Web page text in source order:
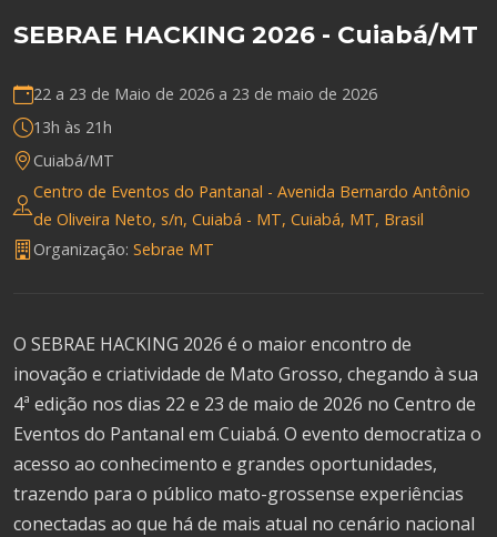
SEBRAE HACKING 2026 - Cuiabá/MT
22 a 23 de Maio de 2026 a 23 de maio de 2026
13h às 21h
Cuiabá/MT
Centro de Eventos do Pantanal - Avenida Bernardo Antônio
de Oliveira Neto, s/n, Cuiabá - MT, Cuiabá, MT, Brasil
Organização: Sebrae MT
O SEBRAE HACKING 2026 é o maior encontro de
inovação e criatividade de Mato Grosso, chegando à sua
4ª edição nos dias 22 e 23 de maio de 2026 no Centro de
Eventos do Pantanal em Cuiabá. O evento democratiza o
acesso ao conhecimento e grandes oportunidades,
trazendo para o público mato-grossense experiências
conectadas ao que há de mais atual no cenário nacional